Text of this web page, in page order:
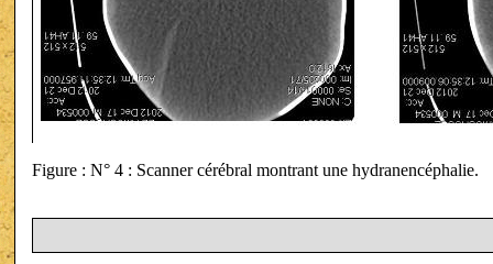
Figure : N° 4 : Scanner cérébral montrant une hydranencéphalie.